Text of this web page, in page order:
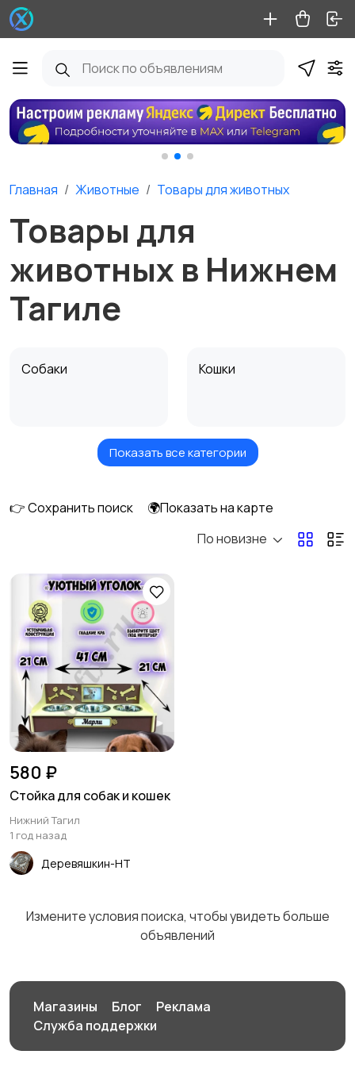
Главная Животные Товары для животных
Товары для
животных в Нижнем
Тагиле
Собаки Кошки
Грызуны
Другие животные
Аквариумистика
Показать все категории
👉 Сохранить поиск
🌍Показать на карте
По новизне
580 ₽
Стойка для собак и кошек
Нижний Тагил
1 год назад
Деревяшкин-НТ
Измените условия поиска, чтобы увидеть больше
объявлений
Магазины Блог
Реклама
Служба поддержки